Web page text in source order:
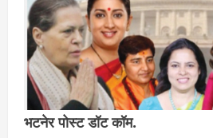
भटनेर पोस्ट डॉट कॉम.